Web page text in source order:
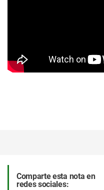
Comparte esta nota en
redes sociales: